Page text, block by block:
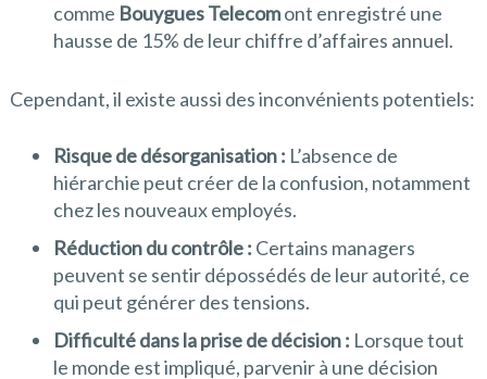
comme Bouygues Telecomont enregistré une
hausse de 15% de leur chiffre d’affaires annuel.
Cependant, il existe aussi des inconvénients potentiels:
Risque de désorganisation : L’absence de
hiérarchie peut créer de la confusion, notamment
chez les nouveaux employés.
Réduction du contrôle : Certains managers
peuvent se sentir dépossédés de leur autorité, ce
qui peut générer des tensions.
Difficulté dans la prise de décision : Lorsque tout
le monde est impliqué, parvenir à une décision